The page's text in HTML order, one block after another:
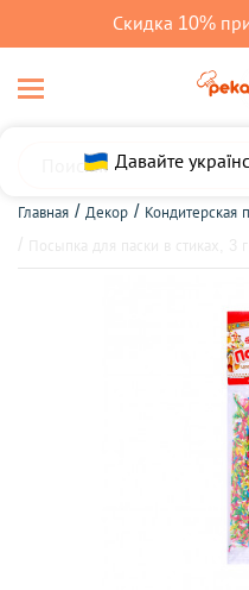
Скидка 10%
Давайте
Главная Декор
Кондитерская